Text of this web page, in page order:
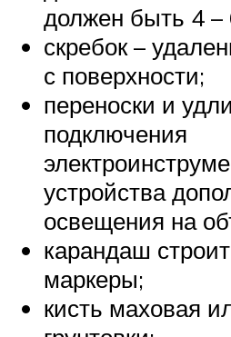
должен быть 4
скребок –
с поверхности;
переноски и
подключения
устройства
освещения на
карандаш
маркеры;
кисть маховая